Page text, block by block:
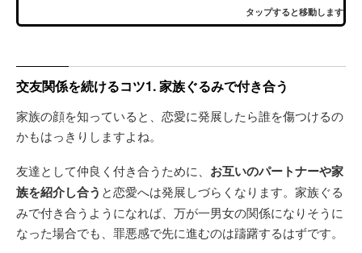
タップすると移動します
交友関係を続けるコツ1. 家族ぐるみで付き合う
家族の顔を知っていると、恋愛に発展したら誰を傷つけるの
かもはっきりしますよね。
友達として仲良く付き合うために、 お互いのパートナーや家
族を紹介し合う と恋愛へは発展しづらくなります。家族ぐる
みで付き合うようになれば、万が一男女の関係になりそうに
なった場合でも、罪悪感で先に進むのは躊躇するはずです。